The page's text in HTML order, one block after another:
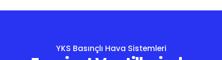
YKS Basınçlı Hava Sistemleri